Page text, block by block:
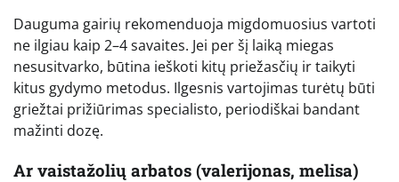
Dauguma gairių rekomenduoja migdomuosius vartoti
ne ilgiau kaip 2–4 savaites. Jei per šį laiką miegas
nesusitvarko, būtina ieškoti kitų priežasčių ir taikyti
kitus gydymo metodus. Ilgesnis vartojimas turėtų būti
griežtai prižiūrimas specialisto, periodiškai bandant
mažinti dozę.
Ar vaistažolių arbatos (valerijonas, melisa)